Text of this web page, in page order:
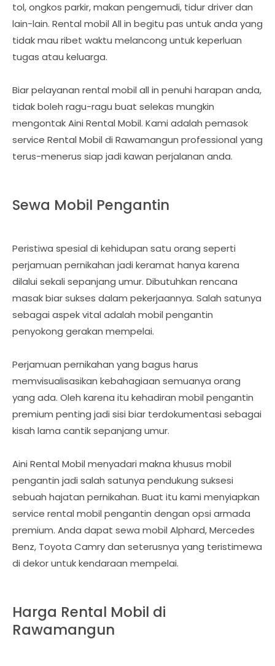
tol, ongkos parkir, makan pengemudi, tidur driver dan
lain-lain. Rental mobil All in begitu pas untuk anda yang
tidak mau ribet waktu melancong untuk keperluan
tugas atau keluarga.
Biar pelayanan rental mobil all in penuhi harapan anda,
tidak boleh ragu-ragu buat selekas mungkin
mengontak Aini Rental Mobil. Kami adalah pemasok
service Rental Mobil di Rawamangun professional yang
terus-menerus siap jadi kawan perjalanan anda.
Sewa Mobil Pengantin
Peristiwa spesial di kehidupan satu orang seperti
perjamuan pernikahan jadi keramat hanya karena
dilalui sekali sepanjang umur. Dibutuhkan rencana
masak biar sukses dalam pekerjaannya. Salah satunya
sebagai aspek vital adalah mobil pengantin
penyokong gerakan mempelai.
Perjamuan pernikahan yang bagus harus
memvisualisasikan kebahagiaan semuanya orang
yang ada. Oleh karena itu kehadiran mobil pengantin
premium penting jadi sisi biar terdokumentasi sebagai
kisah lama cantik sepanjang umur.
Aini Rental Mobil menyadari makna khusus mobil
pengantin jadi salah satunya pendukung suksesi
sebuah hajatan pernikahan. Buat itu kami menyiapkan
service rental mobil pengantin dengan opsi armada
premium. Anda dapat sewa mobil Alphard, Mercedes
Benz, Toyota Camry dan seterusnya yang teristimewa
di dekor untuk kendaraan mempelai.
Harga Rental Mobil di
Rawamangun